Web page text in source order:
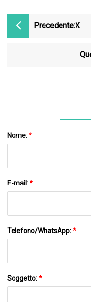
Precedente:X
Nome:*
E-mail:*
Telefono/WhatsApp:*
Soggetto:*